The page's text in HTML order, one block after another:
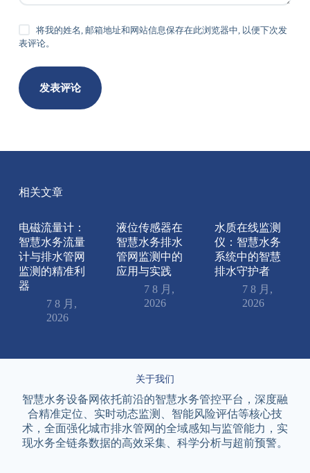
将我的姓名, 邮箱地址和网站信息保存在此浏览器中, 以便下次发
表评论。
发表评论
相关文章
电磁流量计：
智慧水务流量
计与排水管网
监测的精准利
器
7 8 月,
2026
液位传感器在
智慧水务排水
管网监测中的
应用与实践
7 8 月,
2026
水质在线监测
仪：智慧水务
系统中的智慧
排水守护者
7 8 月,
2026
关于我们
智慧水务设备网依托前沿的智慧水务管控平台，深度融
合精准定位、实时动态监测、智能风险评估等核心技
术，全面强化城市排水管网的全域感知与监管能力，实
现水务全链条数据的高效采集、科学分析与超前预警。